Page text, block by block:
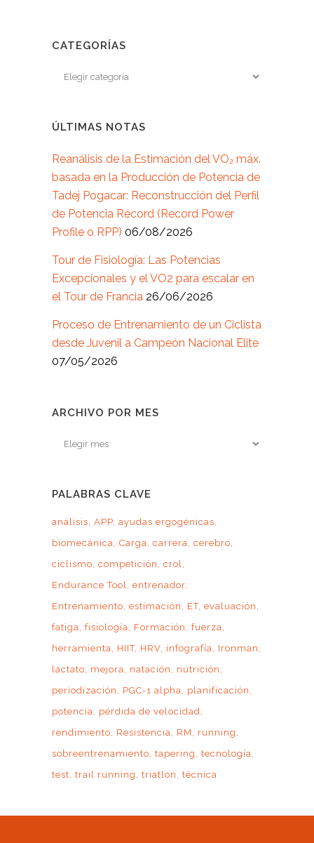
CATEGORÍAS
ÚLTIMAS NOTAS
Reanálisis de la Estimación del VO₂ máx.
basada en la Producción de Potencia de
Tadej Pogacar: Reconstrucción del Perfil
de Potencia Récord (Record Power
Profile o RPP) 06/08/2026
Tour de Fisiología: Las Potencias
Excepcionales y el VO2 para escalar en
el Tour de Francia 26/06/2026
Proceso de Entrenamiento de un Ciclista
desde Juvenil a Campeón Nacional Elite
07/05/2026
ARCHIVO POR MES
Archivo
PALABRAS CLAVE
análisis APP ayudas ergogénicas
biomecánica
Carga carrera
cerebro
ciclismo competición
crol
Endurance Tool
entrenador
Entrenamiento estimación ET evaluación
fatiga
fisiología Formación
fuerza
herramienta
HIIT HRV infografía
Ironman
lactato
mejora natación
nutrición
periodización
PGC-1 alpha
planificación
potencia
pérdida de velocidad
rendimiento
Resistencia RM
running
sobreentrenamiento tapering
tecnología
test trail running triatlon técnica